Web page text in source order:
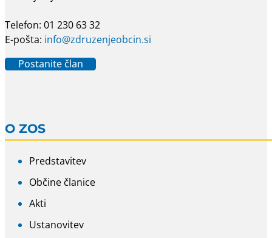
Telefon: 01 230 63 32
E-pošta: info@zdruzenjeobcin.si
Postanite član
O ZOS
Predstavitev
Občine članice
Akti
Ustanovitev